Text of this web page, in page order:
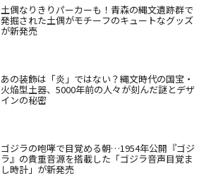
土偶なりきりパーカーも！青森の縄文遺跡群で
発掘された土偶がモチーフのキュートなグッズ
が新発売
あの装飾は「炎」ではない？縄文時代の国宝・
火焔型土器、5000年前の人々が刻んだ謎とデザ
インの秘密
ゴジラの咆哮で目覚める朝…1954年公開『ゴジ
ラ』の貴重音源を搭載した「ゴジラ音声目覚ま
し時計」が新発売